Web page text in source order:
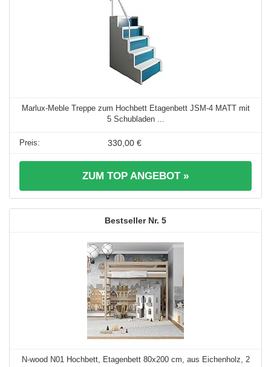
Marlux-Meble Treppe zum Hochbett Etagenbett JSM-4 MATT mit
5 Schubladen ...
330,00 €
ZUM TOP ANGEBOT »
5
N-wood N01 Hochbett, Etagenbett 80x200 cm, aus Eichenholz, 2